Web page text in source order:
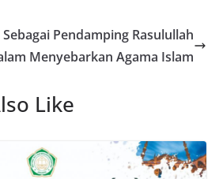
Pendamping Rasulullah
Menyebarkan Agama Islam
Like